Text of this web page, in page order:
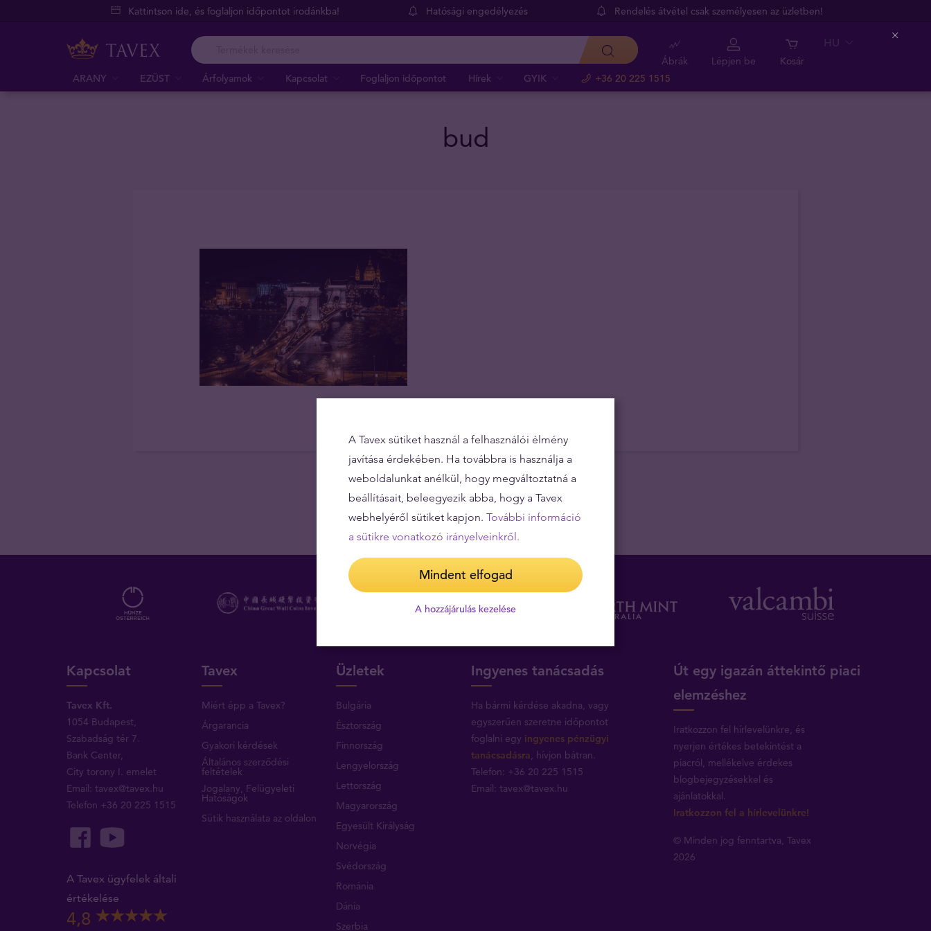
Kattintson ide, és foglaljon időpontot irodánkba! Hatósági engedélyezés Rendelés átvétel csak személyesen az üzletben!
ARANY EZÜST Árfolyamok Kapcsolat Foglaljon időpontot Hírek GYIK +36 20 225 1515
Ábrák Lépjen be Kosár
HU
bud
Kapcsolat
Tavex Kft.
1054 Budapest,
Szabadság tér 7.
Bank Center,
City torony I. emelet
Email:tavex@tavex.hu
Telefon +36 20 225 1515
A Tavex ügyfelek általi
értékelése
4,8
Tavex
Miért épp a Tavex?
Árgarancia
Gyakori kérdések
Általános szerződési
feltételek
Jogalany, Felügyeleti
Hatóságok
Sütik használata az oldalon
Üzletek
Bulgária
Észtország
Finnország
Lengyelország
Lettország
Magyarország
Egyesült Királyság
Norvégia
Svédország
Románia
Dánia
Szerbia
Ingyenes tanácsadás
Ha bármi kérdése akadna, vagy
egyszerűen szeretne időpontot
foglalni egy ingyenes pénzügyi
tanácsadásra , hívjon bátran.
Telefon: +36 20 225 1515
Email: tavex@tavex.hu
Út egy igazán áttekintő piaci
elemzéshez
Iratkozzon fel hírlevelünkre, és
nyerjen értékes betekintést a
piacról, mellékelve érdekes
blogbejegyzésekkel és
ajánlatokkal.
Iratkozzon fel a hírlevelünkre!
© Minden jog fenntartva, Tavex
2026
A Tavex sütiket használ a felhasználói élmény
javítása érdekében. Ha továbbra is használja a
weboldalunkat anélkül, hogy megváltoztatná a
beállításait, beleegyezik abba, hogy a Tavex
webhelyéről sütiket kapjon. További információ
a sütikre vonatkozó irányelveinkről.
Mindent elfogad
A hozzájárulás kezelése
Close